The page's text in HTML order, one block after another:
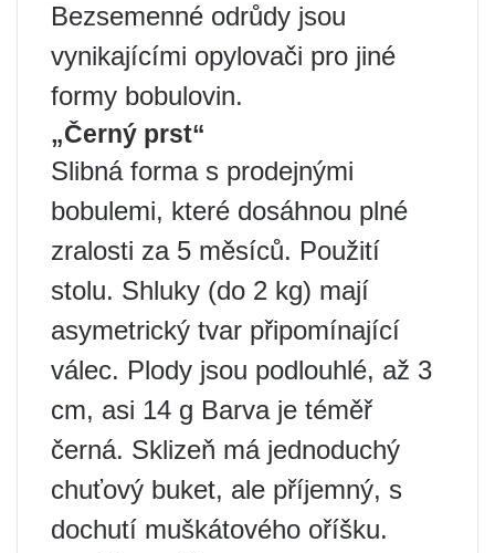
Bezsemenné odrůdy jsou
vynikajícími opylovači pro jiné
formy bobulovin.
„Černý prst“
Slibná forma s prodejnými
bobulemi, které dosáhnou plné
zralosti za 5 měsíců. Použití
stolu. Shluky (do 2 kg) mají
asymetrický tvar připomínající
válec. Plody jsou podlouhlé, až 3
cm, asi 14 g Barva je téměř
černá. Sklizeň má jednoduchý
chuťový buket, ale příjemný, s
dochutí muškátového oříšku.